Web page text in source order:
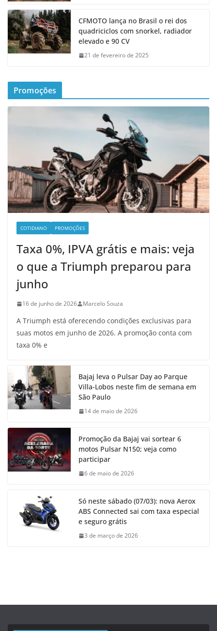
CFMOTO lança no Brasil o rei dos
quadriciclos com snorkel, radiador
elevado e 90 CV
21 de fevereiro de 2025
Promoções
COTIDIANO PROMOÇÕES
Taxa 0%, IPVA grátis e mais: veja
o que a Triumph preparou para
junho
16 de junho de 2026 Marcelo Souza
A Triumph está oferecendo condições exclusivas para
suas motos em junho de 2026. A promoção conta com
taxa 0% e
Bajaj leva o Pulsar Day ao Parque
Villa-Lobos neste fim de semana em
São Paulo
14 de maio de 2026
Promoção da Bajaj vai sortear 6
motos Pulsar N150; veja como
participar
6 de maio de 2026
Só neste sábado (07/03): nova Aerox
ABS Connected sai com taxa especial
e seguro grátis
3 de março de 2026